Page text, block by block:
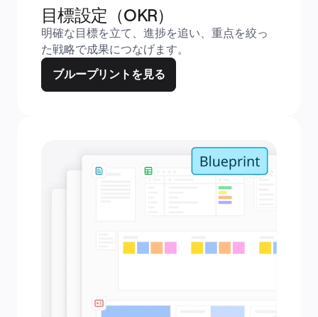
目標設定（OKR）
明確な目標を立て、進捗を追い、重点を絞っ
た戦略で成果につなげます。
ブループリントを見る